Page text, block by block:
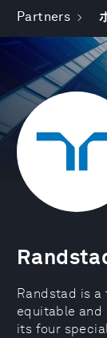
Partners
Randstad is a
equitable and
its four